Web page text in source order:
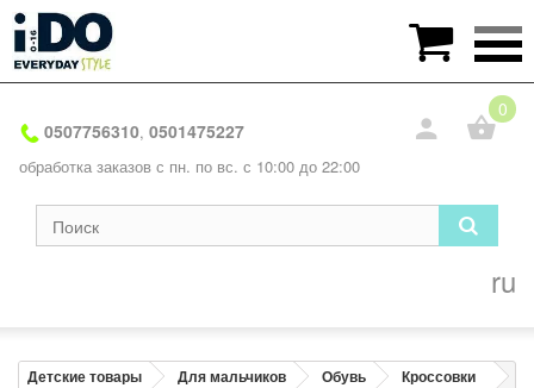
0507756310, 0501475227
обработка заказов с пн. по вс. с 10:00 до 22:00
0
ru
Детские товары Для мальчиков Обувь
Кроссовки
